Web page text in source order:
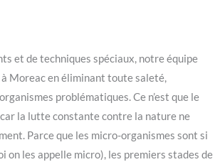
et de techniques spéciaux, notre équipe
Moreac en éliminant toute saleté,
problématiques. Ce n’est que le
la lutte constante contre la nature ne
Parce que les micro-organismes sont si
on les appelle micro), les premiers stades de